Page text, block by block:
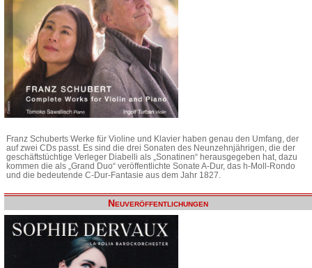
Franz Schuberts Werke für Violine und Klavier haben genau den Umfang, der
auf zwei CDs passt. Es sind die drei Sonaten des Neunzehnjährigen, die der
geschäftstüchtige Verleger Diabelli als „Sonatinen“ herausgegeben hat, dazu
kommen die als „Grand Duo“ veröffentlichte Sonate A-Dur, das h-Moll-Rondo
und die bedeutende C-Dur-Fantasie aus dem Jahr 1827.
Neuveröffentlichungen